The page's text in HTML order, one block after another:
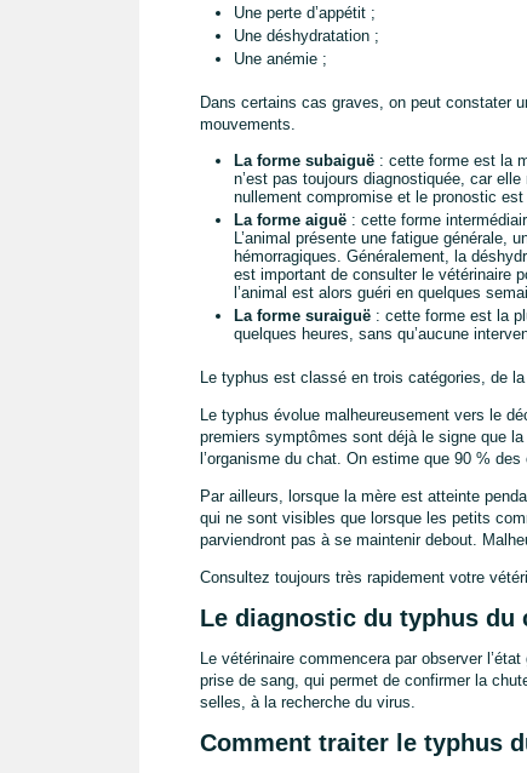
Une perte d’appétit ;
Une déshydratation ;
Une anémie ;
Dans certains cas graves, on peut constater
mouvements.
La forme subaiguë: cette forme est la
n’est pas toujours diagnostiquée, car elle
nullement compromise et le pronostic
La forme aiguë: cette forme
L’animal présente une fatigue générale,
hémorragiques. Généralement, la
est important de consulter le vétérinaire
l’animal est alors guéri en quelques
La forme suraiguë: cette forme est la
quelques heures, sans qu’aucune
Le typhus est classé en trois catégories, de
Le typhus évolue malheureusement vers le
premiers symptômes sont déjà le signe que
l’organisme du chat. On estime que 90 %
Par ailleurs, lorsque la mère est atteinte
qui ne sont visibles que lorsque les petits
parviendront pas à se maintenir debout.
Consultez toujours très rapidement votre
Le diagnostic du typhus du
Le vétérinaire commencera par observer
prise de sang, qui permet de confirmer la
selles, à la recherche du virus.
Comment traiter le typhus